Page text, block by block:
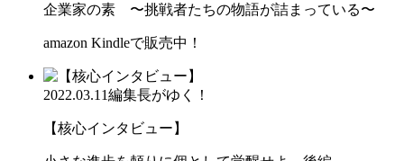
企業家の素 〜挑戦者たちの物語が詰まっている〜
amazon Kindleで販売中！
2022.03.11編集長がゆく！
【核心インタビュー】